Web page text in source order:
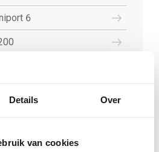
Details Over
van cookies
6
5